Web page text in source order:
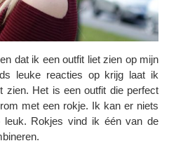
dat ik een outfit liet zien op mijn
leuke reacties op krijg laat ik
zien. Het is een outfit die perfect
met een rokje. Ik kan er niets
Rokjes vind ik één van de